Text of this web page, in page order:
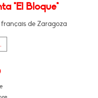
"El Bloque"
de Zaragoza